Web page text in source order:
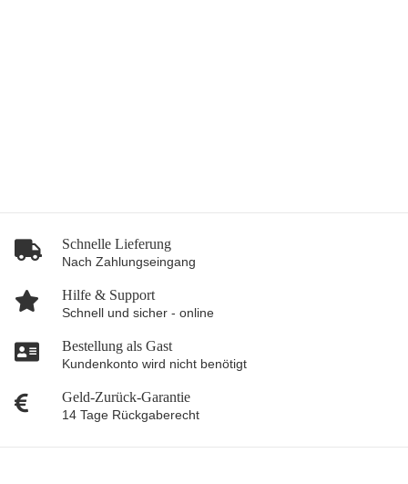
Schnelle Lieferung
Nach Zahlungseingang
Hilfe & Support
Schnell und sicher - online
Bestellung als Gast
Kundenkonto wird nicht benötigt
Geld-Zurück-Garantie
14 Tage Rückgaberecht